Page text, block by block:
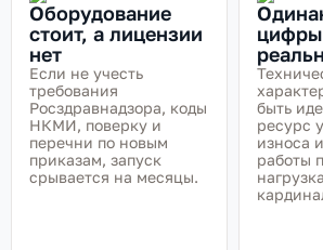
Оборудование
стоит, а лицензии
нет
Если не учесть
требования
Росздравнадзора, коды
НКМИ, поверку и
перечни по новым
приказам, запуск
срывается на месяцы.
быть
ресурс
износа
работы